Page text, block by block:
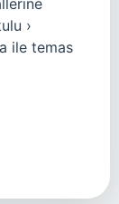
›
ile temas